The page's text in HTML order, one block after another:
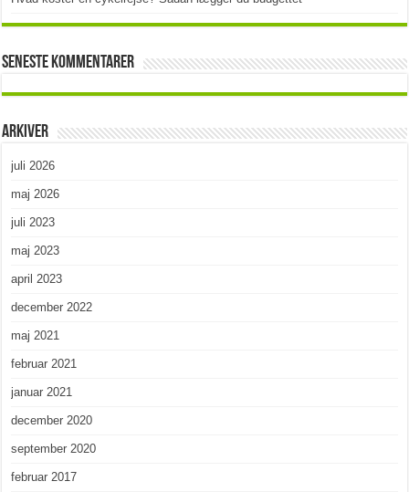
Seneste kommentarer
Arkiver
juli 2026
maj 2026
juli 2023
maj 2023
april 2023
december 2022
maj 2021
februar 2021
januar 2021
december 2020
september 2020
februar 2017